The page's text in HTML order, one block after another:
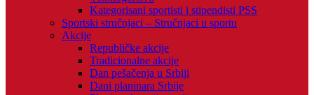
Kategorisani sportisti i stipendisti PSS
Sportski stručnjaci – Stručnjaci u sportu
Akcije
Republičke akcije
Tradicionalne akcije
Dan pešačenja u Srbiji
Dani planinara Srbije